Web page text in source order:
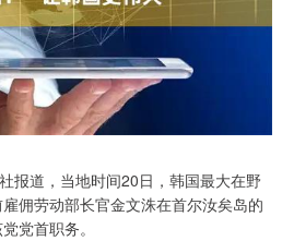
道，当地时间20日，韩国最大在野
佣劳动部长官金文洙在首尔汝矣岛的
党首职务。